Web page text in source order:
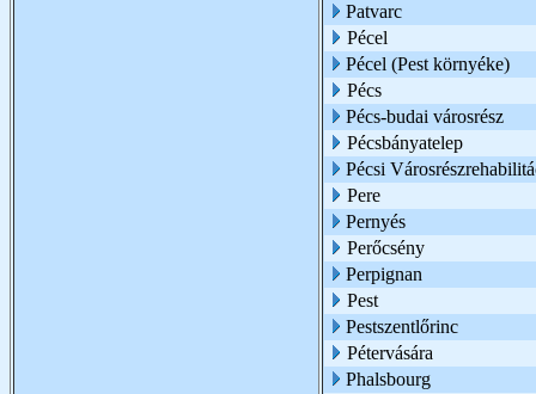
Patvarc
Pécel
Pécel (Pest környéke)
Pécs
Pécs-budai városrész
Pécsbányatelep
Pécsi
Pere
Pernyés
Perőcsény
Perpignan
Pest
Pestszentlőrinc
Pétervására
Phalsbourg